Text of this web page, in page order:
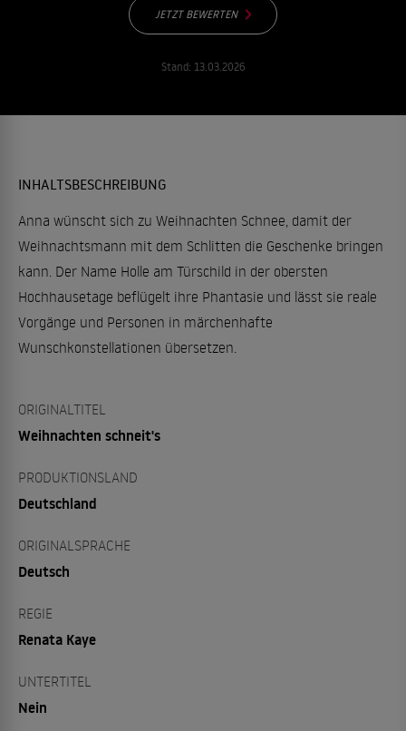
JETZT BEWERTEN
Stand: 13.03.2026
INHALTSBESCHREIBUNG
Anna wünscht sich zu Weihnachten Schnee, damit der
Weihnachtsmann mit dem Schlitten die Geschenke bringen
kann. Der Name Holle am Türschild in der obersten
Hochhausetage beflügelt ihre Phantasie und lässt sie reale
Vorgänge und Personen in märchenhafte
Wunschkonstellationen übersetzen.
ORIGINALTITEL
Weihnachten schneit's
PRODUKTIONSLAND
Deutschland
ORIGINALSPRACHE
Deutsch
REGIE
Renata Kaye
UNTERTITEL
Nein